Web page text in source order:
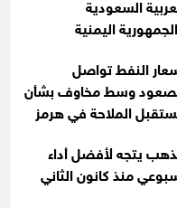
السعودية
اليمنية
النفط تواصل
وسط مخاوف بشأن
الملاحة في هرمز
يتجه لأفضل أداء
منذ كانون الثاني